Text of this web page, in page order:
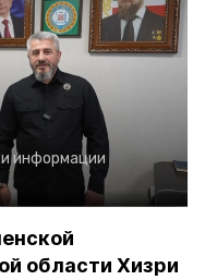
информации
области Хизри